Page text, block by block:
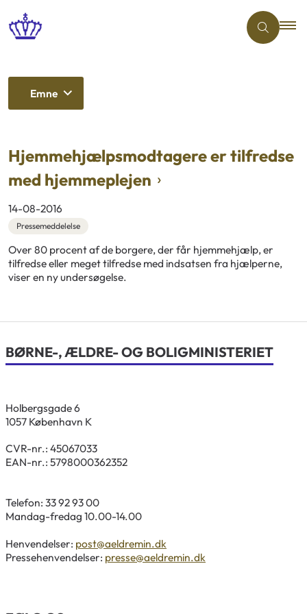
Emne
Hjemmehjælpsmodtagere er tilfredse
med hjemmeplejen
14-08-2016
Pressemeddelelse
Over 80 procent af de borgere, der får hjemmehjælp, er
tilfredse eller meget tilfredse med indsatsen fra hjælperne,
viser en ny undersøgelse.
BØRNE-, ÆLDRE- OG BOLIGMINISTERIET
Holbergsgade 6
1057 København K
CVR-nr.: 45067033
EAN-nr.: 5798000362352
Telefon: 33 92 93 00
Mandag-fredag 10.00-14.00
Henvendelser: post@aeldremin.dk
Pressehenvendelser: presse@aeldremin.dk